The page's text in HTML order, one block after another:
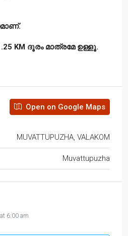
KM ദൂരം മാത്രമേ ഉള്ളൂ.
Open on Google Maps
MUVATTUPUZHA, VALAKOM
Muvattupuzha
6:00 am